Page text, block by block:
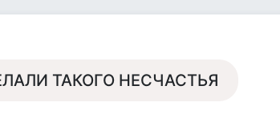
ТАКОГО НЕСЧАСТЬЯ